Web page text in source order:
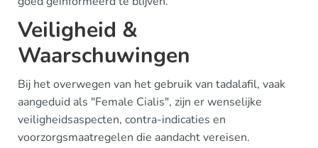
Veiligheid &
Waarschuwingen
Bij het overwegen van het gebruik van tadalafil, vaak
aangeduid als "Female Cialis", zijn er wenselijke
veiligheidsaspecten, contra-indicaties en
voorzorgsmaatregelen die aandacht vereisen.